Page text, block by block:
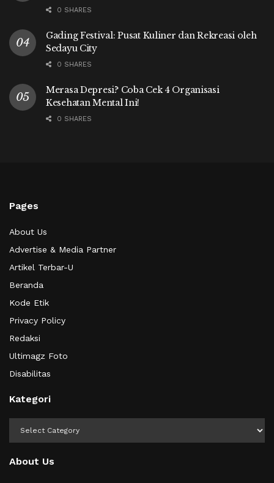
0 SHARES
Gading Festival: Pusat Kuliner dan Rekreasi oleh
Sedayu City
0 SHARES
Merasa Depresi? Coba Cek 4 Organisasi
Kesehatan Mental Ini!
0 SHARES
Pages
About Us
Advertise & Media Partner
Artikel Terbar-U
Beranda
Kode Etik
Privacy Policy
Redaksi
Ultimagz Foto
Disabilitas
Kategori
About Us